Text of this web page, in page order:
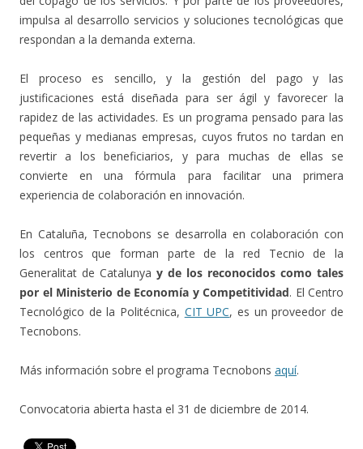
impulsa al desarrollo servicios y soluciones tecnológicas que
respondan a la demanda externa.
El proceso es sencillo, y la gestión del pago y las
justificaciones está diseñada para ser ágil y favorecer la
rapidez de las actividades. Es un programa pensado para las
pequeñas y medianas empresas, cuyos frutos no tardan en
revertir a los beneficiarios, y para muchas de ellas se
convierte en una fórmula para facilitar una primera
experiencia de colaboración en innovación.
En Cataluña, Tecnobons se desarrolla en colaboración con
los centros que forman parte de la red Tecnio de la
Generalitat de Catalunya y de los reconocidos como tales
por el Ministerio de Economía y Competitividad. El Centro
Tecnológico de la Politécnica, CIT UPC, es un proveedor de
Tecnobons.
Más información sobre el programa Tecnobons aquí.
Convocatoria abierta hasta el 31 de diciembre de 2014.